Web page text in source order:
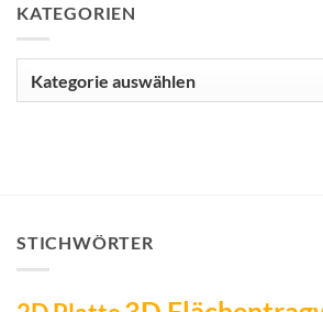
KATEGORIEN
STICHWÖRTER